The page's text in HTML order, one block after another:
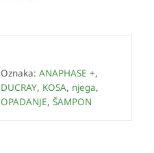
Oznaka: ANAPHASE +,
DUCRAY, KOSA, njega,
OPADANJE, ŠAMPON